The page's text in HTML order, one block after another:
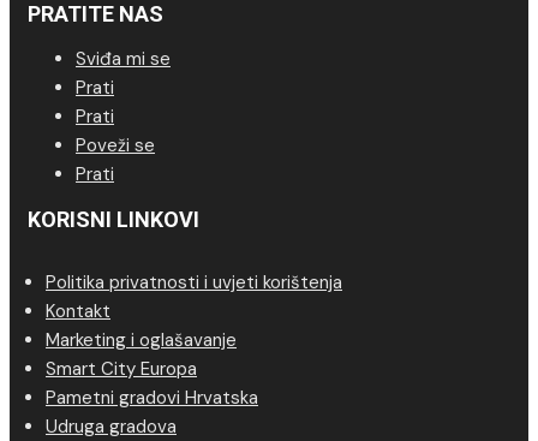
PRATITE NAS
Sviđa mi se
Prati
Prati
Poveži se
Prati
KORISNI LINKOVI
Politika privatnosti i uvjeti korištenja
Kontakt
Marketing i oglašavanje
Smart City Europa
Pametni gradovi Hrvatska
Udruga gradova